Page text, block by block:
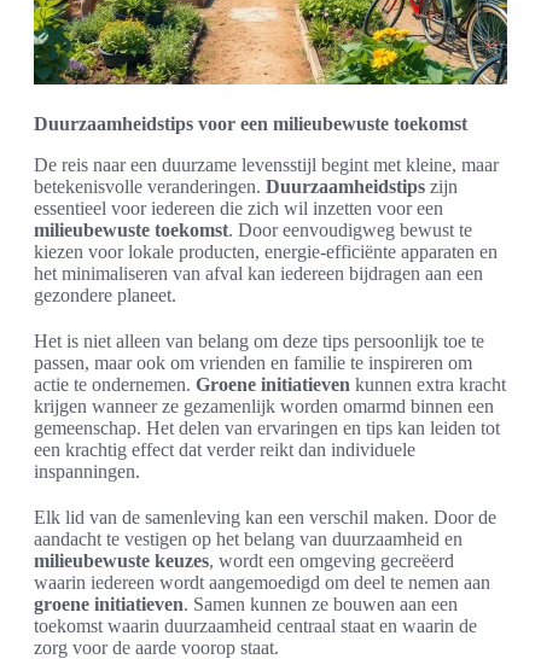
Duurzaamheidstips voor een milieubewuste toekomst
De reis naar een duurzame levensstijl begint met kleine, maar
betekenisvolle veranderingen. Duurzaamheidstips zijn
essentieel voor iedereen die zich wil inzetten voor een
milieubewuste toekomst. Door eenvoudigweg bewust te
kiezen voor lokale producten, energie-efficiënte apparaten en
het minimaliseren van afval kan iedereen bijdragen aan een
gezondere planeet.
Het is niet alleen van belang om deze tips persoonlijk toe te
passen, maar ook om vrienden en familie te inspireren om
actie te ondernemen. Groene initiatieven kunnen extra kracht
krijgen wanneer ze gezamenlijk worden omarmd binnen een
gemeenschap. Het delen van ervaringen en tips kan leiden tot
een krachtig effect dat verder reikt dan individuele
inspanningen.
Elk lid van de samenleving kan een verschil maken. Door de
aandacht te vestigen op het belang van duurzaamheid en
milieubewuste keuzes, wordt een omgeving gecreëerd
waarin iedereen wordt aangemoedigd om deel te nemen aan
groene initiatieven. Samen kunnen ze bouwen aan een
toekomst waarin duurzaamheid centraal staat en waarin de
zorg voor de aarde voorop staat.